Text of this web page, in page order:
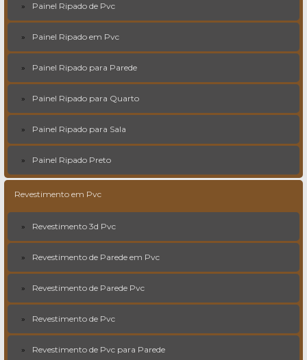
Painel Ripado de Pvc
Painel Ripado em Pvc
Painel Ripado para Parede
Painel Ripado para Quarto
Painel Ripado para Sala
Painel Ripado Preto
Revestimento em Pvc
Revestimento 3d Pvc
Revestimento de Parede em Pvc
Revestimento de Parede Pvc
Revestimento de Pvc
Revestimento de Pvc para Parede